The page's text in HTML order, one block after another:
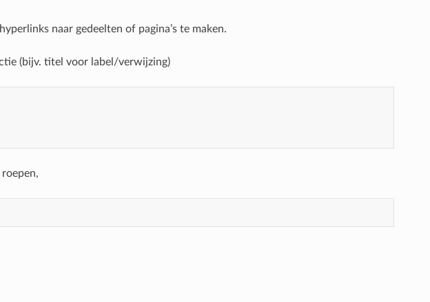
naar gedeelten of pagina’s te maken.
(bijv. titel voor label/verwijzing)